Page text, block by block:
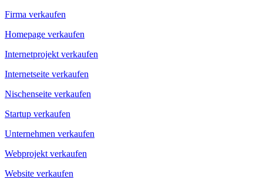
Firma verkaufen
Homepage verkaufen
Internetprojekt verkaufen
Internetseite verkaufen
Nischenseite verkaufen
Startup verkaufen
Unternehmen verkaufen
Webprojekt verkaufen
Website verkaufen